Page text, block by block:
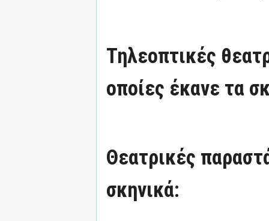
Τηλεοπτικές
οποίες έκανε τα
Θεατρικές
σκηνικά: